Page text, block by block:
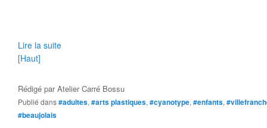
Lire la suite
[Haut]
Rédigé parAtelier Carré Bossu
Publié dans#adultes, #arts plastiques, #cyanotype, #enfants,
#beaujolais